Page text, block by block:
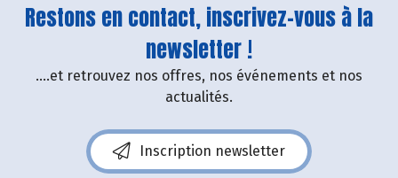
Restons en contact, inscrivez-vous à la
newsletter !
....et retrouvez nos offres, nos événements et nos
actualités.
Inscription newsletter